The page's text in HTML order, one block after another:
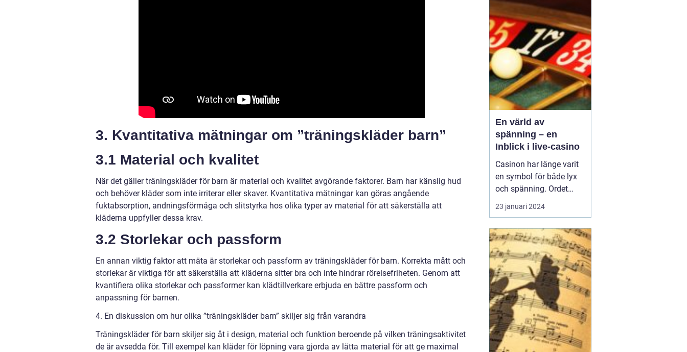
3. Kvantitativa mätningar om ”träningskläder barn”
3.1 Material och kvalitet
När det gäller träningskläder för barn är material och kvalitet avgörande faktorer. Barn har känslig hud
och behöver kläder som inte irriterar eller skaver. Kvantitativa mätningar kan göras angående
fuktabsorption, andningsförmåga och slitstyrka hos olika typer av material för att säkerställa att
kläderna uppfyller dessa krav.
3.2 Storlekar och passform
En annan viktig faktor att mäta är storlekar och passform av träningskläder för barn. Korrekta mått och
storlekar är viktiga för att säkerställa att kläderna sitter bra och inte hindrar rörelsefriheten. Genom att
kvantifiera olika storlekar och passformer kan klädtillverkare erbjuda en bättre passform och
anpassning för barnen.
4. En diskussion om hur olika ”träningskläder barn” skiljer sig från varandra
Träningskläder för barn skiljer sig åt i design, material och funktion beroende på vilken träningsaktivitet
de är avsedda för. Till exempel kan kläder för löpning vara gjorda av lätta material för att ge maximal
kraftfulla klangfärg ger
den en unik plats i
musiker och lyssnares
hj&...
En värld av
spänning – en
Inblick i live-casino
Casinon har länge varit
en symbol för både lyx
och spänning. Ordet
"casino" framkallar bilder
av glittrande ljus, suset
och ljudet av
spelautomater som
betalar ut. Ända sedan
de första spelhusen
&ou...
23 januari 2024